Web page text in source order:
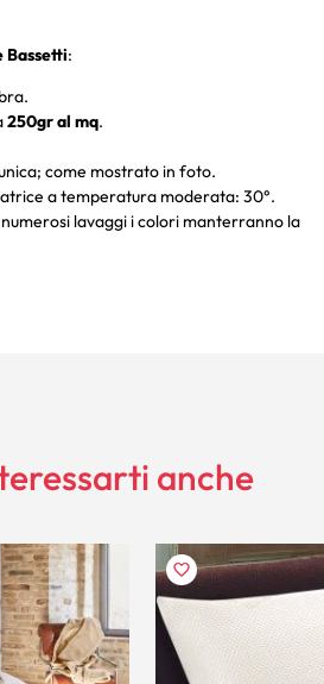
Bassetti:
250gr al mq.
come mostrato in foto.
a temperatura moderata: 30°.
lavaggi i colori manterranno la
anche